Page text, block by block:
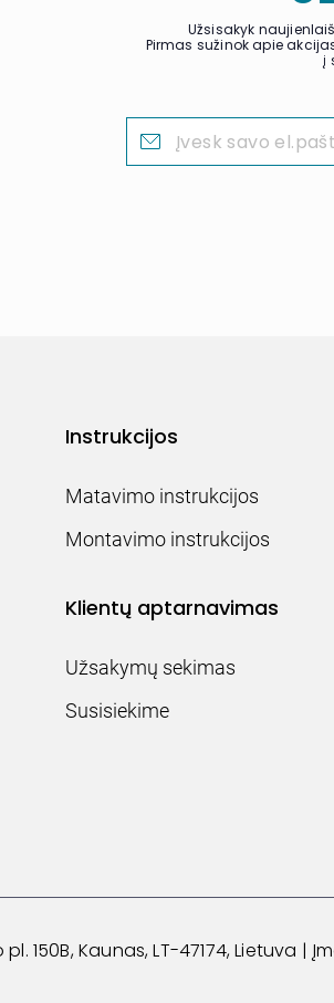
Užsisakyk
Pirmas sužinok apie
į
Instrukcijos
Matavimo instrukcijos
Montavimo instrukcijos
Klientų aptarnavimas
Užsakymų sekimas
Susisiekime
150B, Kaunas, LT-47174, Lietuva |